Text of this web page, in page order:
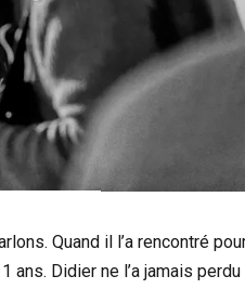
Quand il l’a rencontré
ans. Didier ne l’a jamais perdu